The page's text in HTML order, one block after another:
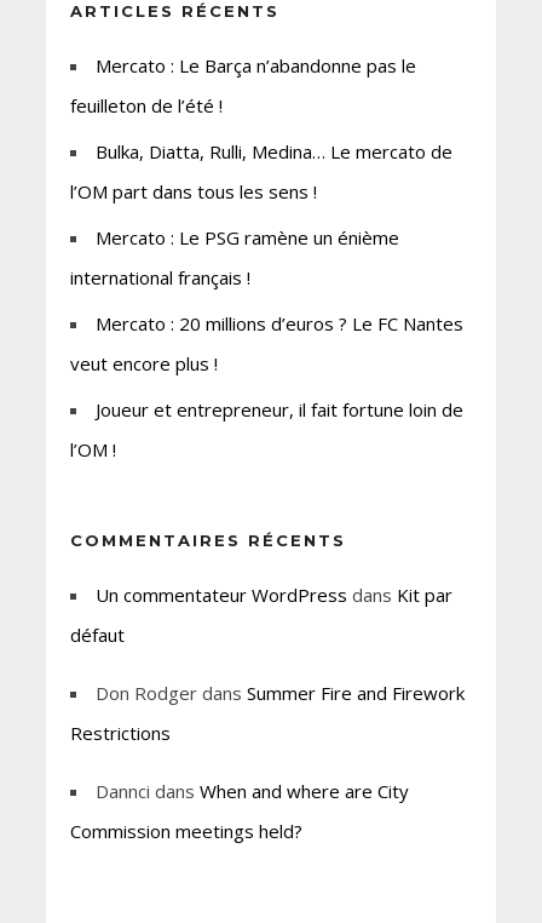
ARTICLES RÉCENTS
Mercato : Le Barça n’abandonne pas le
feuilleton de l’été !
Bulka, Diatta, Rulli, Medina… Le mercato de
l’OM part dans tous les sens !
Mercato : Le PSG ramène un énième
international français !
Mercato : 20 millions d’euros ? Le FC Nantes
veut encore plus !
Joueur et entrepreneur, il fait fortune loin de
l’OM !
COMMENTAIRES RÉCENTS
Un commentateur WordPress dans Kit par
défaut
Don Rodgerdans Summer Fire and Firework
Restrictions
Dannci dans When and where are City
Commission meetings held?